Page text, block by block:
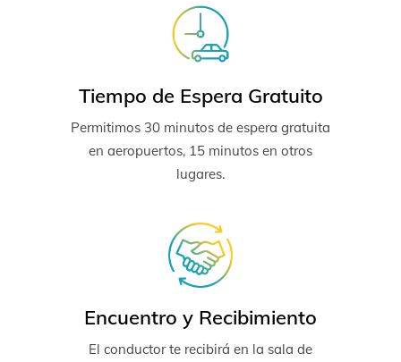
Tiempo de Espera Gratuito
Permitimos 30 minutos de espera gratuita
en aeropuertos, 15 minutos en otros
lugares.
Encuentro y Recibimiento
El conductor te recibirá en la sala de